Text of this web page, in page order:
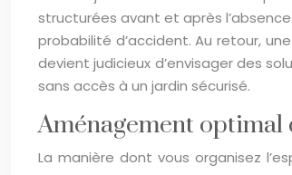
structurées avant et après
probabilité d’accident. Au retour,
devient judicieux d’envisager des
sans accès à un jardin sécurisé.
Aménagement optimal
La manière dont vous organisez